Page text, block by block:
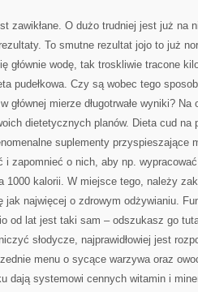
zawikłane. O dużo trudniej jest już na
To smutne rezultat jojo to już
głównie wodę, tak troskliwie tracone
pudełkowa. Czy są wobec tego
głównej mierze długotrwałe wyniki?
dietetycznych planów. Dieta cud na
suplementy przyspieszające
i zapomnieć o nich, aby np.
1000 kalorii. W miejsce tego, należy
jak najwięcej o zdrowym odżywianiu.
od lat jest taki sam – odszukasz go
słodycze, najprawidłowiej jest
menu o sycące warzywa oraz
dają systemowi cennych witamin i